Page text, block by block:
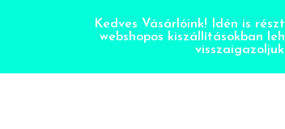
Kedves Vásárlóink! Idén is
webshopos kiszállításokban